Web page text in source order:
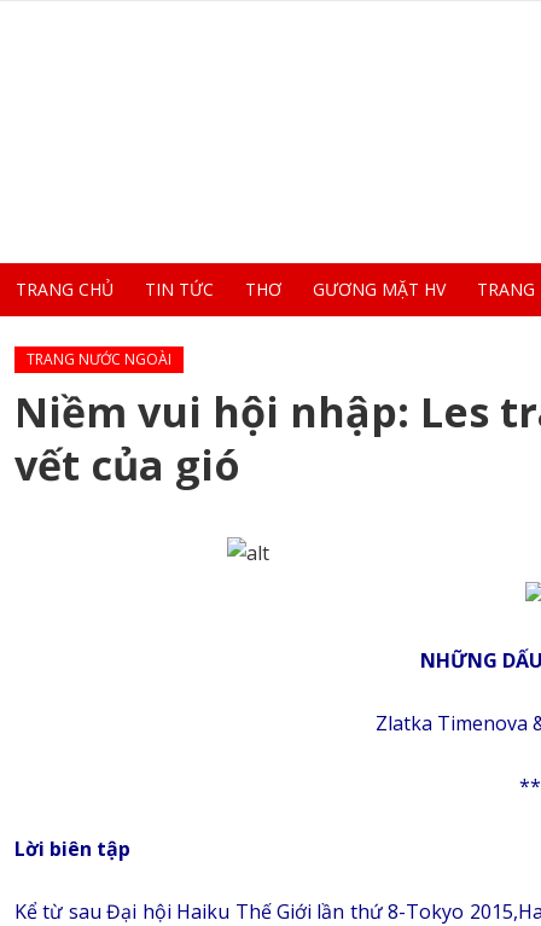
TRANG CHỦ TIN TỨC THƠ GƯƠNG MẶT HV
TRANG NƯỚC NGOÀI
Niềm vui hội nhập: Les
vết của gió
NHỮNG
Zlatka Timenova
Lời biên tập
Kể từ sau Đại hội Haiku Thế Giới lần thứ 8-Tokyo